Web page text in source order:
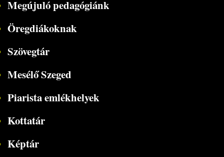
Megújuló pedagógiánk
Öregdiákoknak
Szövegtár
Mesélő Szeged
Piarista emlékhelyek
Kottatár
Képtár